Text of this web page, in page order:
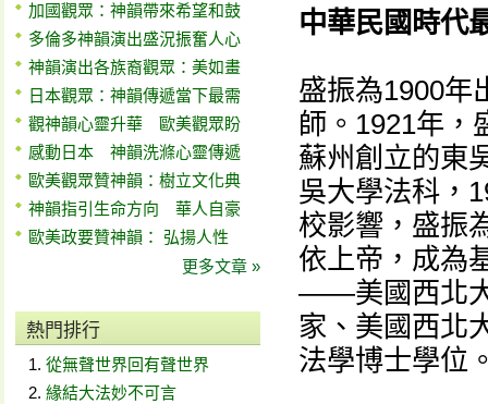
加國觀眾：神韻帶來希望和鼓
多倫多神韻演出盛況振奮人心
神韻演出各族裔觀眾：美如畫
日本觀眾：神韻傳遞當下最需
觀神韻心靈升華 歐美觀眾盼
感動日本 神韻洗滌心靈傳遞
歐美觀眾贊神韻：樹立文化典
神韻指引生命方向 華人自豪
歐美政要贊神韻： 弘揚人性
更多文章 »
熱門排行
從無聲世界回有聲世界
緣結大法妙不可言
中華民國時代
盛振為1900年
師。1921年，
蘇州創立的東
吳大學法科，
校影響，盛振
依上帝，成為
——美國西北大
家、美國西北
法學博士學位